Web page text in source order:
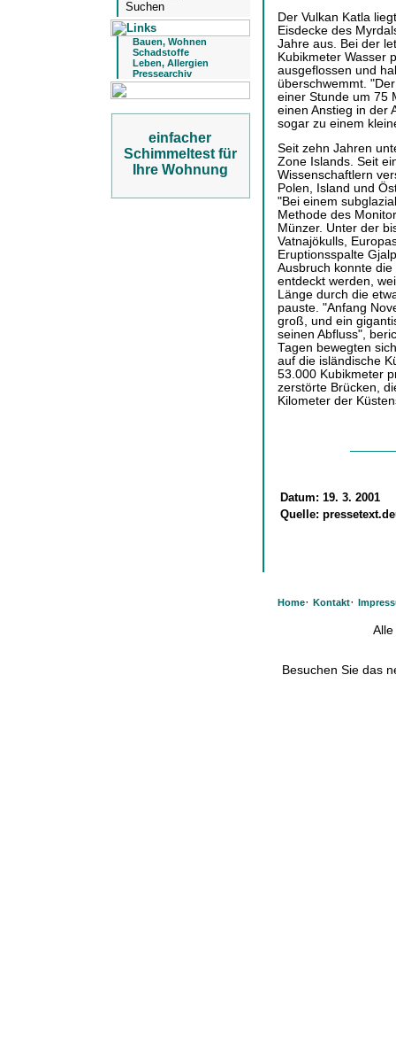
Bauen, Wohnen
Schadstoffe
Leben, Allergien
Pressearchiv
einfacher
Schimmeltest für
Ihre Wohnung
Der Vulkan Katla
Eisdecke des
Jahre aus. Bei der
Kubikmeter Wasser
ausgeflossen und
überschwemmt.
einer Stunde um 75
einen Anstieg in der
sogar zu einem
Seit zehn Jahren
Zone Islands. Seit
Wissenschaftlern
Polen, Island und
"Bei einem
Methode des
Münzer. Unter der
Vatnajökulls,
Eruptionsspalte
Ausbruch konnte
entdeckt werden,
Länge durch die
pauste. "Anfang
groß, und ein
seinen Abfluss",
Tagen bewegten
auf die isländische
53.000 Kubikmeter
zerstörte Brücken,
Kilometer der
Datum: 19. 3. 2001
Quelle:
Home· Kontakt·
Besuchen Sie das